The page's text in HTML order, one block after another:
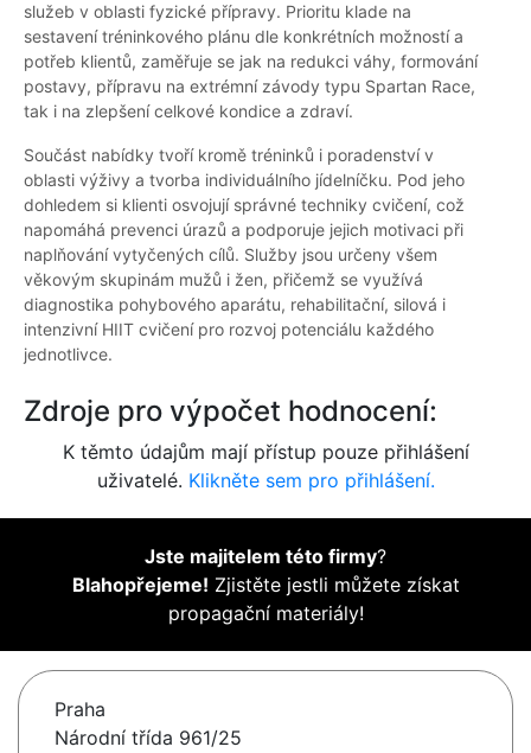
služeb v oblasti fyzické přípravy. Prioritu klade na
sestavení tréninkového plánu dle konkrétních možností a
potřeb klientů, zaměřuje se jak na redukci váhy, formování
postavy, přípravu na extrémní závody typu Spartan Race,
tak i na zlepšení celkové kondice a zdraví.
Součást nabídky tvoří kromě tréninků i poradenství v
oblasti výživy a tvorba individuálního jídelníčku. Pod jeho
dohledem si klienti osvojují správné techniky cvičení, což
napomáhá prevenci úrazů a podporuje jejich motivaci při
naplňování vytyčených cílů. Služby jsou určeny všem
věkovým skupinám mužů i žen, přičemž se využívá
diagnostika pohybového aparátu, rehabilitační, silová i
intenzivní HIIT cvičení pro rozvoj potenciálu každého
jednotlivce.
Zdroje pro výpočet hodnocení:
K těmto údajům mají přístup pouze přihlášení
uživatelé. Klikněte sem pro přihlášení.
Jste majitelem této firmy?
Blahopřejeme! Zjistěte jestli můžete získat
propagační materiály!
Praha
Národní třída 961/25